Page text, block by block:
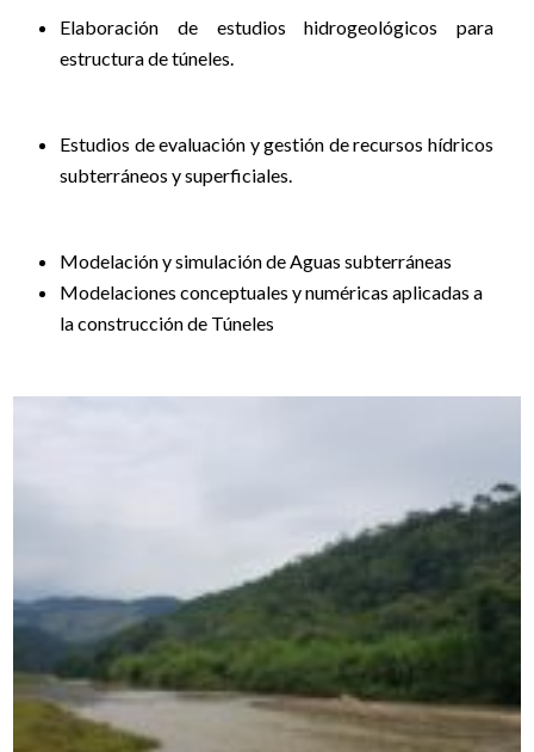
Elaboración de estudios hidrogeológicos para
estructura de túneles.
Estudios de evaluación y gestión de recursos hídricos
subterráneos y superficiales.
Modelación y simulación de Aguas subterráneas
Modelaciones conceptuales y numéricas aplicadas a
la construcción de Túneles